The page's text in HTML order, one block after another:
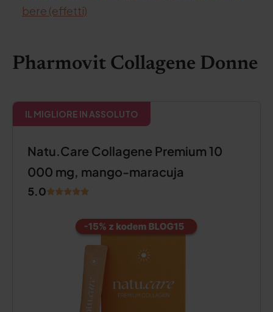
bere (effetti)
Pharmovit Collagene Donne
IL MIGLIORE IN ASSOLUTO
Natu.Care Collagene Premium 10
000 mg, mango-maracuja
5.0